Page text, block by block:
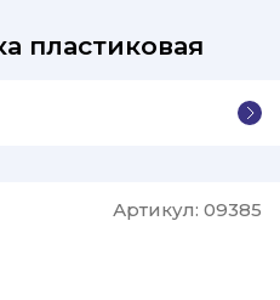
пластиковая
Артикул: 09385